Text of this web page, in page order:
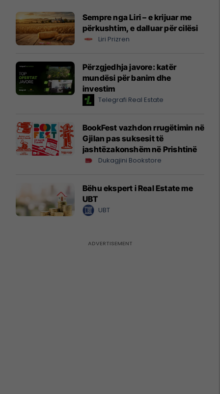
Sempre nga Liri – e krijuar me
përkushtim, e dalluar për cilësi
Liri Prizren
Përzgjedhja javore: katër
mundësi për banim dhe
investim
Telegrafi Real Estate
BookFest vazhdon rrugëtimin në
Gjilan pas suksesit të
jashtëzakonshëm në Prishtinë
Dukagjini Bookstore
Bëhu ekspert i Real Estate me
UBT
UBT